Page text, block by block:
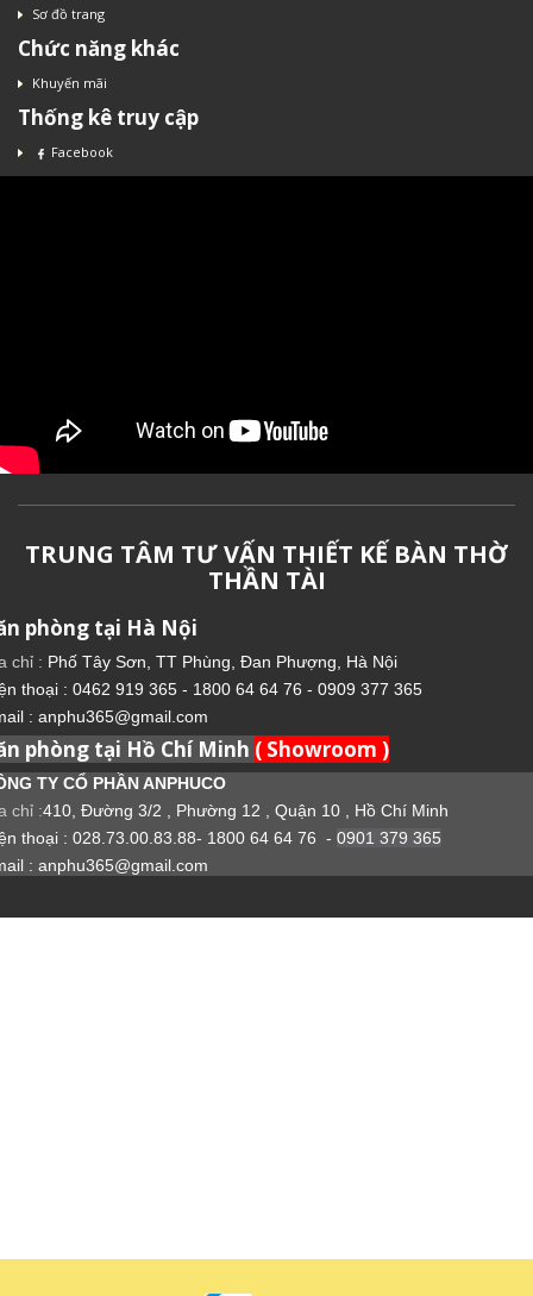
Sơ đồ trang
Chức năng khác
Khuyến mãi
Thống kê truy cập
Facebook
TRUNG TÂM TƯ VẤN THIẾT KẾ BÀN THỜ
THẦN TÀI
phòng tại Hà Nội
chỉ : Phố Tây Sơn, TT Phùng, Đan Phượng, Hà Nội
thoại : 0462 919 365 - 1800 64 64 76 - 0909 377 365
: anphu365@gmail.com
phòng tại Hồ Chí Minh ( Showroom )
TY CỔ PHẦN ANPHUCO
chỉ :410, Đường 3/2 , Phường 12 , Quận 10 , Hồ Chí Minh
thoại : 028.73.00.83.88- 1800 64 64 76 - 0901 379 365
: anphu365@gmail.com